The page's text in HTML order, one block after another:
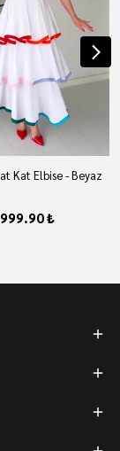
Kat Elbise - Beyaz
₺